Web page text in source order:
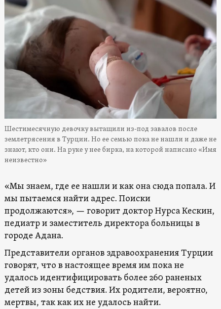
Шестимесячную девочку вытащили из-под завалов после
землетрясения в Турции. Но ее семью пока не нашли и даже не
знают, кто они. На руке у нее бирка, на которой написано «Имя
неизвестно»
«Мы знаем, где ее нашли и как она сюда попала. И
мы пытаемся найти адрес. Поиски
продолжаются», — говорит доктор Нурса Кескин,
педиатр и заместитель директора больницы в
городе Адана.
Представители органов здравоохранения Турции
говорят, что в настоящее время им пока не
удалось идентифицировать более 260 раненых
детей из зоны бедствия. Их родители, вероятно,
мертвы, так как их не удалось найти.